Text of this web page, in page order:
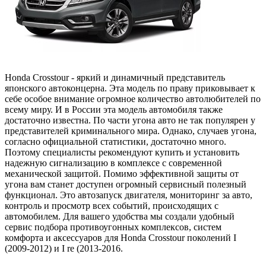
Honda Crosstour - яркий и динамичный представитель
японского автоконцерна. Эта модель по праву приковывает к
себе особое внимание огромное количество автолюбителей по
всему миру. И в России эта модель автомобиля также
достаточно известна. По части угона авто не так популярен у
представителей криминального мира. Однако, случаев угона,
согласно официальной статистики, достаточно много.
Поэтому специалисты рекомендуют купить и установить
надежную сигнализацию в комплексе с современной
механической защитой. Помимо эффективной защиты от
угона вам станет доступен огромный сервисный полезный
функционал. Это автозапуск двигателя, мониторинг за авто,
контроль и просмотр всех событий, происходящих с
автомобилем. Для вашего удобства мы создали удобный
сервис подбора противоугонных комплексов, систем
комфорта и аксессуаров для Honda Crosstour поколений I
(2009-2012) и I re (2013-2016.